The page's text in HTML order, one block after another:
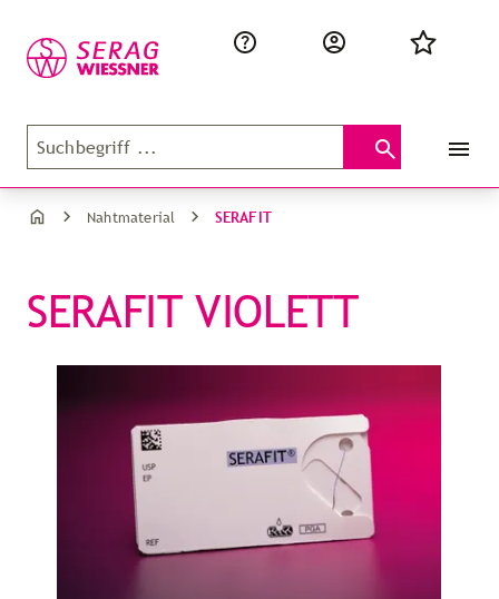
Nahtmaterial SERAFIT
SERAFIT VIOLETT